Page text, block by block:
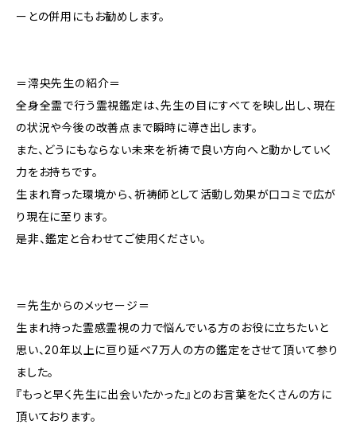
ーとの併用にもお勧めします。
＝澪央先生の紹介＝
全身全霊で行う霊視鑑定は、先生の目にすべてを映し出し、現在
の状況や今後の改善点まで瞬時に導き出します。
また、どうにもならない未来を祈祷で良い方向へと動かしていく
力をお持ちです。
生まれ育った環境から、祈祷師として活動し効果が口コミで広が
り現在に至ります。
是非、鑑定と合わせてご使用ください。
＝先生からのメッセージ＝
生まれ持った霊感霊視の力で悩んでいる方のお役に立ちたいと
思い、20年以上に亘り延べ7万人の方の鑑定をさせて頂いて参り
ました。
『もっと早く先生に出会いたかった』とのお言葉をたくさんの方に
頂いております。